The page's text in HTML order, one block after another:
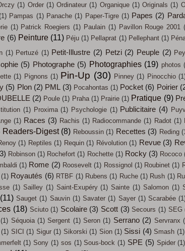
(1) Order (1) Ordinateur (1) Organique (1) Originals (1)
Pampas (1) Panache (1) Paper-Tigre (1) Papes (2)
(1) Patrick Roegiers (1) Paulain (1) Pavillon Rouge 2001
(6) Peinture (11) Péju (1) Pellaprat (1) Pellephant (1)
(1) Pertuzé (1) Petit-Illustre (2) Petzi (2) Peuple (2)
(5) Photographe (5) Photographies (19) photos
(1) Pignons (1) Pin-Up (30) Pinney (1) Pinocchio
(5) Plon (2) PML (3) Pocahontas (1) Pocket (6) Poirier
(2) Poule (1) Praha (1) Prairie (1) Pratique (9)
(1) Proxima (1) Psychologie (1) Publicitaire (4)
(1) Races (3) Rachis (1) Radiocommande (1) Radot (1)
Readers-Digest (8) Reboussin (1) Recettes (3) Reding
(1) Reptiles (1) Requin (1) Révolution (1) Revue (3)
Robinson (1) Rochefort (1) Rochette (1) Rocky (3) Rococo
(1) Rome (2) Roosevelt (1) Rossignol (1) Roubinet (1)
(1) Royautés (6) RTBF (1) Rubens (1) Ruche (1) Rush (1)
(1) Sailley (1) Saint-Exupéry (1) Sainte (1) Salomon (1)
(11) Sauget (1) Sauvin (1) Savater (1) Sayer (1) Scarabée
(18) Sciuto (1) Scolaire (3) Scott (3) Secours (1) SEG
(1) Séquoia (1) Sergent (1) Seron (1) Serrano (2) Servranx
(1) SICI (1) Sigur (1) Sikorski (1) Sion (1) Sissi (4) Smash (1)
(1) Sony (1) sos (1) Sous-bock (1) SPE (5) Spider (1)